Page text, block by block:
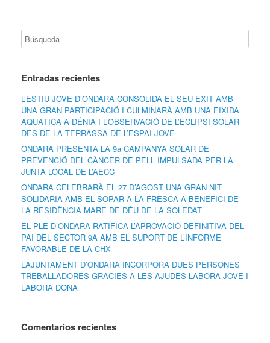
Entradas recientes
L’ESTIU JOVE D’ONDARA CONSOLIDA EL SEU ÈXIT AMB
UNA GRAN PARTICIPACIÓ I CULMINARÀ AMB UNA EIXIDA
AQUÀTICA A DÉNIA I L’OBSERVACIÓ DE L’ECLIPSI SOLAR
DES DE LA TERRASSA DE L’ESPAI JOVE
ONDARA PRESENTA LA 9a CAMPANYA SOLAR DE
PREVENCIÓ DEL CÀNCER DE PELL IMPULSADA PER LA
JUNTA LOCAL DE L’AECC
ONDARA CELEBRARÀ EL 27 D’AGOST UNA GRAN NIT
SOLIDÀRIA AMB EL SOPAR A LA FRESCA A BENEFICI DE
LA RESIDÈNCIA MARE DE DÉU DE LA SOLEDAT
EL PLE D’ONDARA RATIFICA L’APROVACIÓ DEFINITIVA DEL
PAI DEL SECTOR 9A AMB EL SUPORT DE L’INFORME
FAVORABLE DE LA CHX
L’AJUNTAMENT D’ONDARA INCORPORA DUES PERSONES
TREBALLADORES GRÀCIES A LES AJUDES LABORA JOVE I
LABORA DONA
Comentarios recientes